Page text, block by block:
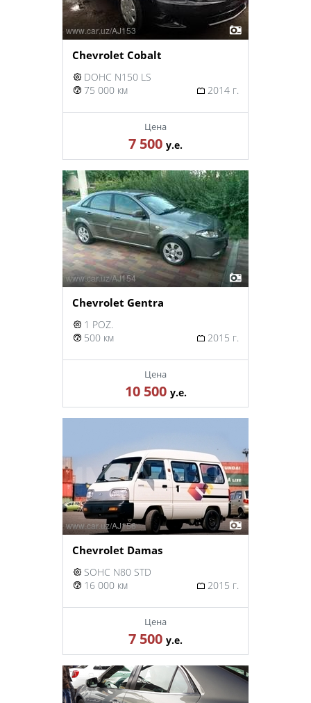
Chevrolet Cobalt
DOHC N150 LS
75 000 км
2014 г.
Цена
7 500 у.е.
Chevrolet Gentra
1 POZ.
500 км
2015 г.
Цена
10 500 у.е.
Chevrolet Damas
SOHC N80 STD
16 000 км
2015 г.
Цена
7 500 у.е.